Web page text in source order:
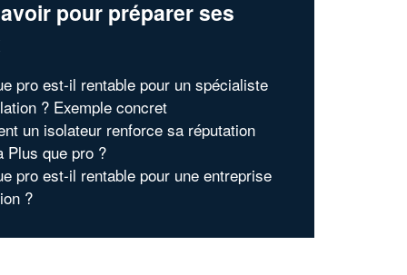
pour préparer ses
pro est-il rentable pour un spécialiste
? Exemple concret
un isolateur renforce sa réputation
Plus que pro ?
pro est-il rentable pour une entreprise
?